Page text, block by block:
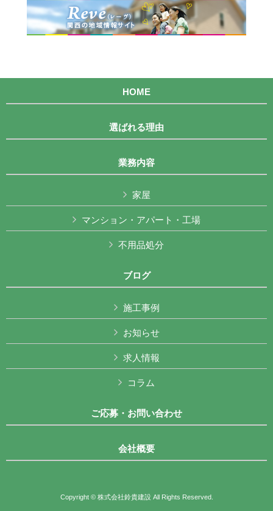
HOME
選ばれる理由
業務内容
家屋
マンション・アパート・工場
不用品処分
ブログ
施工事例
お知らせ
求人情報
コラム
ご応募・お問い合わせ
会社概要
Copyright © 株式会社鈴貴建設 All Rights Reserved.